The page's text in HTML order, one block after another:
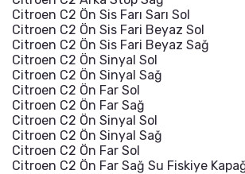
Citroen C2 Ön Sis Farı Sarı Sol
Citroen C2 Ön Sis Fari Beyaz Sol
Citroen C2 Ön Sis Fari Beyaz Sağ
Citroen C2 Ön Sinyal Sol
Citroen C2 Ön Sinyal Sağ
Citroen C2 Ön Far Sol
Citroen C2 Ön Far Sağ
Citroen C2 Ön Sinyal Sol
Citroen C2 Ön Sinyal Sağ
Citroen C2 Ön Far Sol
Citroen C2 Ön Far Sağ Su Fiskiye